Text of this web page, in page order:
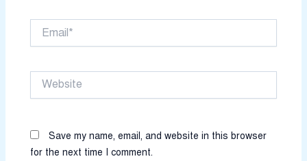
Website
Save my name, email, and website in this browser
for the next time I comment.